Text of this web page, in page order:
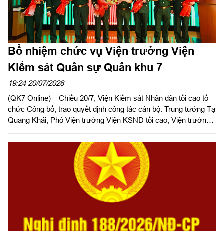
Bổ nhiệm chức vụ Viện trưởng Viện
Kiểm sát Quân sự Quân khu 7
19:24 20/07/2026
(QK7 Online) – Chiều 20/7, Viện Kiểm sát Nhân dân tối cao tổ
chức Công bố, trao quyết định công tác cán bộ. Trung tướng Tạ
Quang Khải, Phó Viện trưởng Viện KSND tối cao, Viện trưởng
nghị có Thiếu tướng Trần Ngọc Minh, Ủy viên Thường vụ Đảng
ủy, Phó Tư lệnh Quân khu 7 và Thiếu tướng Trần Đức Thắng,
Phó Chủ nhiệm Chính trị Quân khu.